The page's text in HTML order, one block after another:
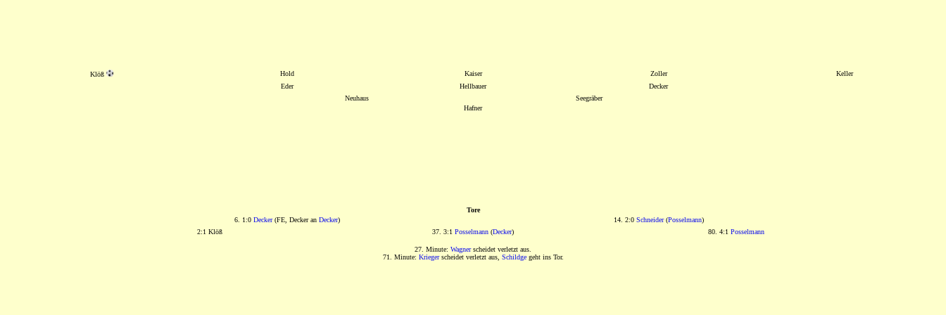
Klöß Hold Kaiser Zoller
Keller
Eder
Hellbauer
Decker
Neuhaus
Seegräber
Hafner
Tore
6. 1:0 Decker(FE, Decker an Decker) 14. 2:0 Schneider(Posselmann)
2:1 Klöß
37. 3:1 Posselmann(Decker) 80. 4:1 Posselmann
27. Minute: Wagnerscheidet verletzt aus.
71. Minute: Kriegerscheidet verletzt aus, Schildgegeht ins Tor.